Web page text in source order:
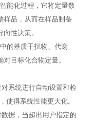
能化过程，它将定量数
样品，从而在样品制备
性决策。
的基质干扰物、代谢
目标化合物定量。
系统进行自动设置和检
使得系统性能更大化。
据，当超出用户指定的